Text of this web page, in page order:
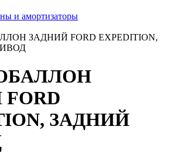
и амортизаторы
ЗАДНИЙ FORD EXPEDITION,
ЗАДНИЙ